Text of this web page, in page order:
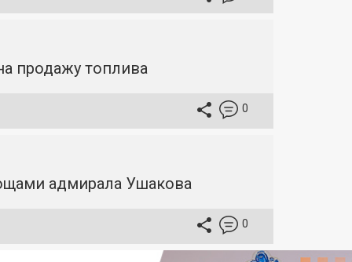
продажу топлива
0
адмирала Ушакова
0